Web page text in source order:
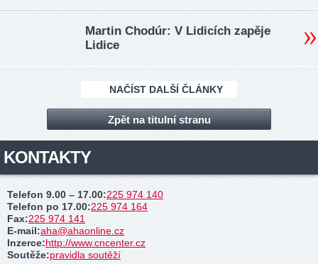
Martin Chodúr: V Lidicích zapěje
Lidice
NAČÍST DALŠÍ ČLÁNKY
Zpět na titulní stranu
KONTAKTY
Telefon 9.00 – 17.00:225 974 140
Telefon po 17.00:225 974 164
Fax:225 974 141
E-mail:aha@ahaonline.cz
Inzerce:http://www.cncenter.cz
Soutěže:pravidla soutěží